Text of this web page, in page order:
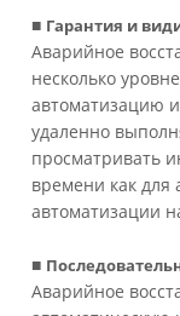
■ Гарантия и
Аварийное
несколько
автоматизацию
удаленно
просматривать
времени как для
автоматизации
■
Аварийное